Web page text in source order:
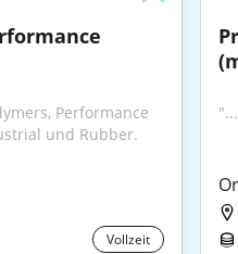
Performance
Vollzeit
"...